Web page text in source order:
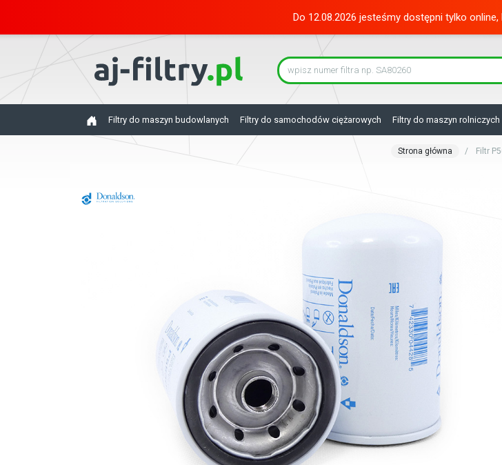
Do 12.08.2026 jesteśmy dostępni tylko
Filtry do maszyn budowlanych Filtry do samochodów ciężarowych Filtry do maszyn rolniczych
Strona główna Filtr